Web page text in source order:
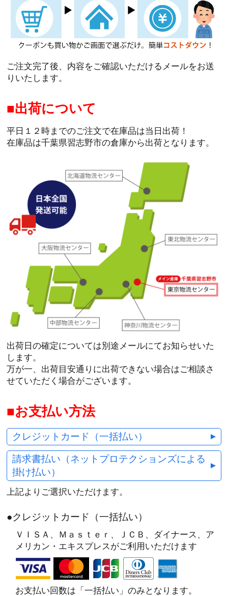
ご注文完了後、内容をご確認いただけるメールをお送
りいたします。
出荷について
平日１２時までのご注文で在庫品は当日出荷！
在庫品は千葉県習志野市の倉庫から出荷となります。
出荷日の確定については別途メールにてお知らせいた
します。
万が一、出荷目安通りに出荷できない場合はご相談さ
せていただく場合がございます。
お支払い方法
クレジットカード（一括払い）
請求書払い（ネットプロテクションズによる
掛け払い）
上記よりご選択いただけます。
●クレジットカード（一括払い）
ＶＩＳＡ、Ｍａｓｔｅｒ、ＪＣＢ、ダイナース、ア
メリカン・エキスプレスがご利用いただけます
お支払い回数は「一括払い」のみとなります。